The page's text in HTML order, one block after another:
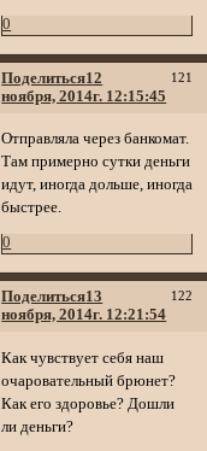
0
Поделиться 121
12
ноября, 2014г. 12:15:45
Отправляла через банкомат.
Там примерно сутки деньги
идут, иногда дольше, иногда
быстрее.
0
Поделиться 122
13
ноября, 2014г. 12:21:54
Как чувствует себя наш
очаровательный брюнет?
Как его здоровье? Дошли
ли деньги?